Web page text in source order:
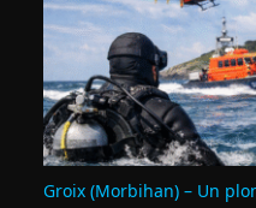
Groix (Morbihan) – Un